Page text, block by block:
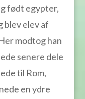
født egypter,
blev elev af
modtog han
senere dele
til Rom,
en ydre